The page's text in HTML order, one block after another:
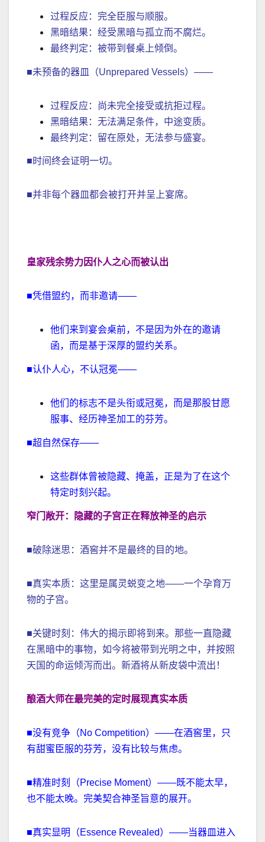
过程反应：完全臣服与顺服。
黑暗结果：经受黑暗与孤立而不腐烂。
最终判定：被带到餐桌上倾倒。
■未预备的器皿（Unprepared Vessels）——
过程反应：尚未完全接受或抗拒过程。
黑暗结果：无法满足条件，中途变质。
最终判定：留在原处，无法参与盛宴。
■时间终会证明一切。
■并非每个器皿都会被打开并呈上宴席。
皇家残余势力因仆人之心而被认出
■凭借盟约，而非邀请——
他们来到宴会桌前，不是因为外在的邀请
函，而是基于深厚的盟约关系。
■认仆人心，不认冠冕——
他们的标志不是头衔或冠冕，而是那股甘愿
服事、经历神圣加工的芬芳。
■超自然保存——
这些群体曾被隐藏、掩盖，正是为了在这个
特定时刻兴起。
窄门敞开：隐藏的子宫正在释放神圣的启示
■破除迷思：酒窖并不是最终的目的地。
■真实本质：这里是属灵蜕变之地——一个孕育万
物的子宫。
■关键时刻：伟大的揭示即将到来。那些一直隐藏
在黑暗中的事物，如今将被带到光明之中，并按照
天国的命运倾泻而出。新酒将从新皮袋中流出！
酿酒大师在最完美的定时展现真实本质
■没有竞争（No Competition）——在酒窖里，只
有甜蜜臣服的芬芳，没有比较与焦虑。
■精准时刻（Precise Moment）——既不能太早，
也不能太晚。完美契合神圣旨意的展开。
■真实显明（Essence Revealed）——当器皿进入